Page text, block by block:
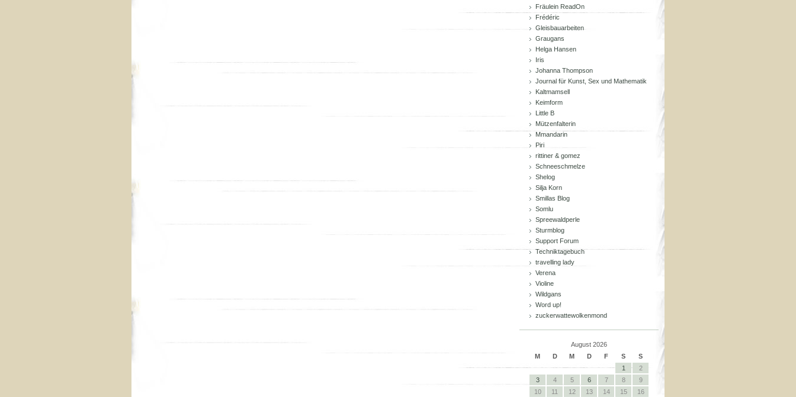
Fräulein ReadOn
Frédéric
Gleisbauarbeiten
Graugans
Helga Hansen
Iris
Johanna Thompson
Journal für Kunst, Sex und Mathematik
Kaltmamsell
Keimform
Little B
Mützenfalterin
Mmandarin
Piri
rittiner & gomez
Schneeschmelze
Shelog
Silja Korn
Smillas Blog
Somlu
Spreewaldperle
Sturmblog
Support Forum
Techniktagebuch
travelling lady
Verena
Violine
Wildgans
Word up!
zuckerwattewolkenmond
August 2026
M
D M D F S
S
1
2
3
4 5 6 7 8
9
10
11 12 13 14 15
16